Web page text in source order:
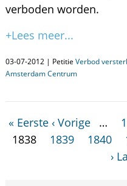
verboden worden.
+Lees meer...
03-07-2012 | Petitie Verbod
Amsterdam Centrum
« Eerste ‹ Vorige …
1838
1839 1840
›